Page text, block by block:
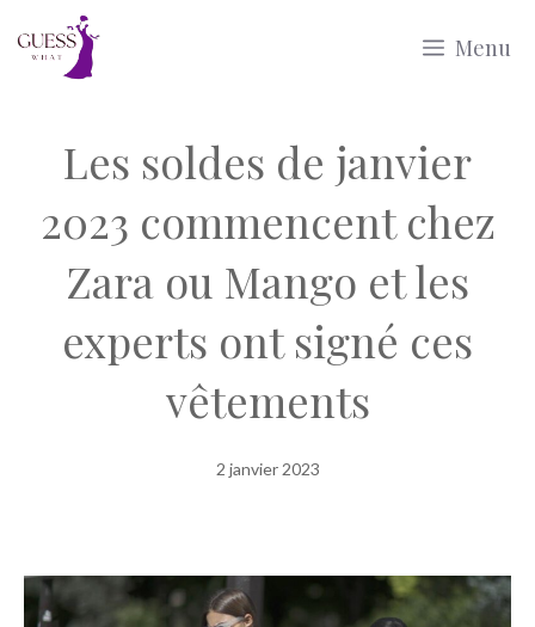
Menu
Les soldes de janvier
2023 commencent chez
Zara ou Mango et les
experts ont signé ces
vêtements
2 janvier 2023